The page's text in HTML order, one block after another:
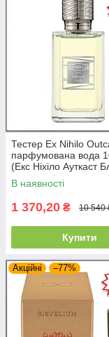
Тестер Ex Nihilo
парфумована вода
(Екс Ніхіло Ауткаст
В наявності
1 370,20 ₴ 10 540
Купити
Акційні –77%